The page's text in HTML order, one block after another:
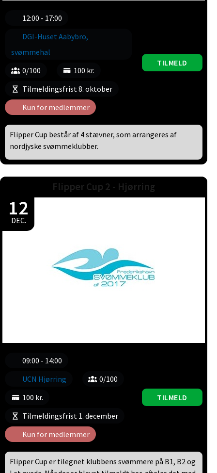
12:00 - 17:00
DGI-Huset Aabybro,
svømmehal
0/100
100 kr.
Tilmeldingsfrist 8. oktober
Kun for medlemmer
TILMELD
Flipper Cup består af 4 stævner, som arrangeres af
nordjyske svømmeklubber.
Flipper Cup 2 - Hjørring
12
DEC.
09:00 - 14:00
UCN Hjørring
0/100
100 kr.
Tilmeldingsfrist 1. december
Kun for medlemmer
TILMELD
Flipper Cup er tilegnet klubbens svømmere på B1, B2 og